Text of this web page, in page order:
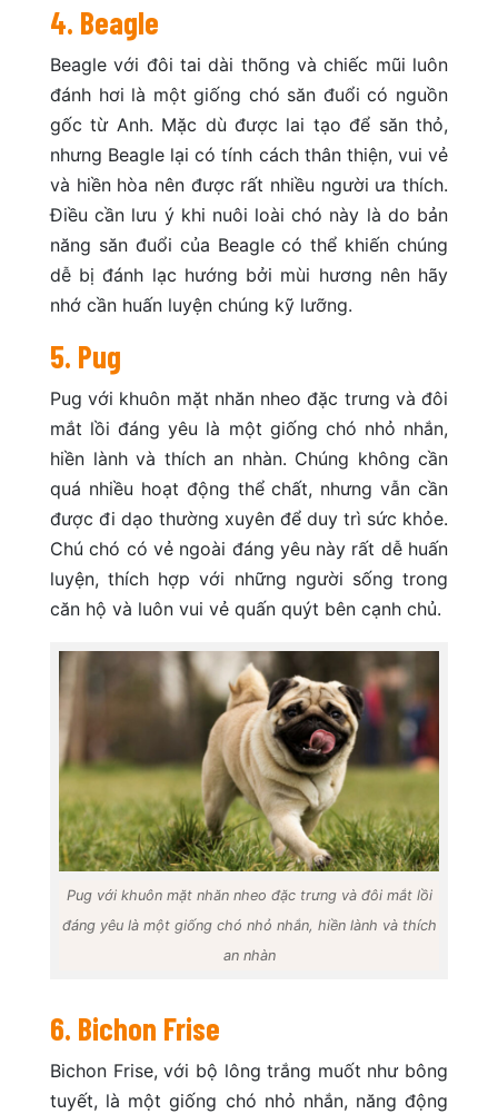
4. Beagle
Beagle với đôi tai dài thõng và chiếc mũi luôn
đánh hơi là một giống chó săn đuổi có nguồn
gốc từ Anh. Mặc dù được lai tạo để săn thỏ,
nhưng Beagle lại có tính cách thân thiện, vui vẻ
và hiền hòa nên được rất nhiều người ưa thích.
Điều cần lưu ý khi nuôi loài chó này là do bản
năng săn đuổi của Beagle có thể khiến chúng
dễ bị đánh lạc hướng bởi mùi hương nên hãy
nhớ cần huấn luyện chúng kỹ lưỡng.
5. Pug
Pug với khuôn mặt nhăn nheo đặc trưng và đôi
mắt lồi đáng yêu là một giống chó nhỏ nhắn,
hiền lành và thích an nhàn. Chúng không cần
quá nhiều hoạt động thể chất, nhưng vẫn cần
được đi dạo thường xuyên để duy trì sức khỏe.
Chú chó có vẻ ngoài đáng yêu này rất dễ huấn
luyện, thích hợp với những người sống trong
căn hộ và luôn vui vẻ quấn quýt bên cạnh chủ.
Pug với khuôn mặt nhăn nheo đặc trưng và đôi mắt lồi
đáng yêu là một giống chó nhỏ nhắn, hiền lành và thích
an nhàn
6. Bichon Frise
Bichon Frise, với bộ lông trắng muốt như bông
tuyết, là một giống chó nhỏ nhắn, năng động